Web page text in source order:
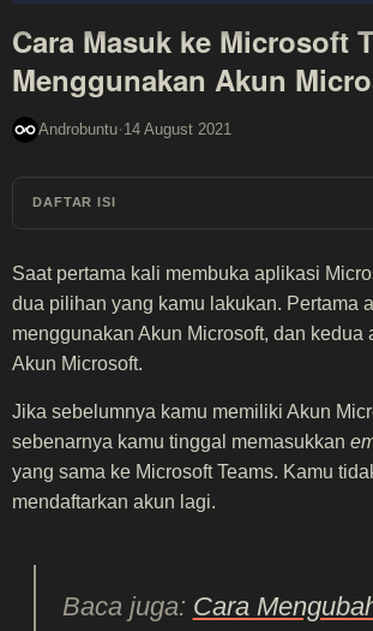
Cara Masuk ke Microsoft
Menggunakan Akun
Androbuntu·14 August 2021
DAFTAR ISI
Saat pertama kali membuka aplikasi
dua pilihan yang kamu lakukan. Pertama
menggunakan Akun Microsoft, dan kedua
Akun Microsoft.
Jika sebelumnya kamu memiliki Akun
sebenarnya kamu tinggal memasukkan
yang sama ke Microsoft Teams. Kamu
mendaftarkan akun lagi.
Baca juga: Cara